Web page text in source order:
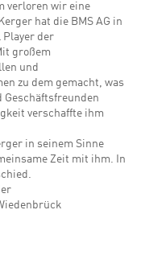
verloren wir eine
hat die BMS AG in
Player der
großem
und
zu dem gemacht, was
Geschäftsfreunden
verschaffte ihm
in seinem Sinne
Zeit mit ihm. In